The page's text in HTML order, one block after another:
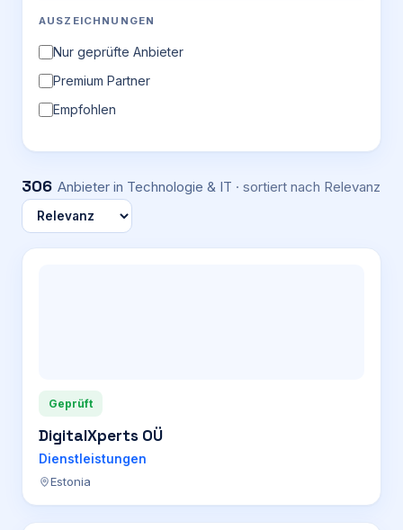
AUSZEICHNUNGEN
Nur geprüfte Anbieter
Premium Partner
Empfohlen
306 Anbieter in Technologie & IT · sortiert nach Relevanz
Geprüft
DigitalXperts OÜ
Dienstleistungen
Estonia